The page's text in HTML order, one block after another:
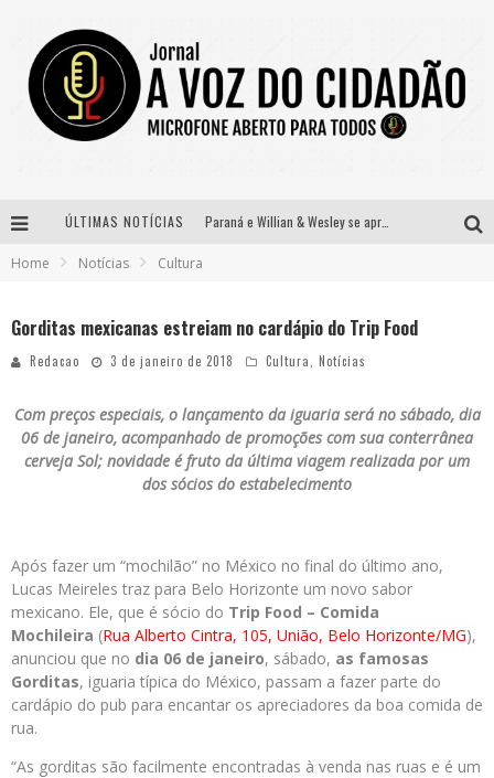
ÚLTIMAS NOTÍCIAS Paraná e Willian & Wesley se apresentam no Carretão Trevo Contagem nesta sexta-feira
Home Notícias Cultura
Gorditas mexicanas estreiam no cardápio do Trip Food
Redacao 3 de janeiro de 2018 Cultura Notícias
Com preços especiais, o lançamento da iguaria será no sábado, dia
06 de janeiro, acompanhado de promoções com sua conterrânea
cerveja Sol; novidade é fruto da última viagem realizada por um
dos sócios do estabelecimento
Após fazer um “mochilão” no México no final do último ano,
Lucas Meireles traz para Belo Horizonte um novo sabor
mexicano. Ele, que é sócio do Trip Food – Comida
Mochileira (Rua Alberto Cintra, 105, União, Belo Horizonte/MG),
anunciou que no dia 06 de janeiro, sábado, as famosas
Gorditas, iguaria típica do México, passam a fazer parte do
cardápio do pub para encantar os apreciadores da boa comida de
rua.
“As gorditas são facilmente encontradas à venda nas ruas e é um